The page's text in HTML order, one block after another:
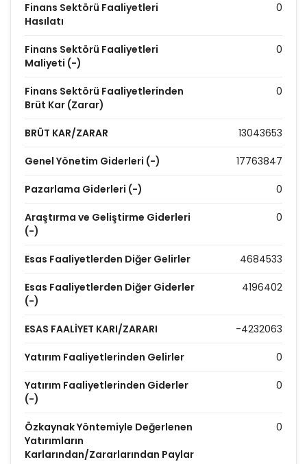
Finans Sektörü Faaliyetleri
Hasılatı
0
Finans Sektörü Faaliyetleri
Maliyeti (-)
0
Finans Sektörü Faaliyetlerinden
Brüt Kar (Zarar)
0
BRÜT KAR/ZARAR 13043653
Genel Yönetim Giderleri (-) 17763847
Pazarlama Giderleri (-) 0
Araştırma ve Geliştirme Giderleri
(-)
0
Esas Faaliyetlerden Diğer Gelirler 4684533
Esas Faaliyetlerden Diğer Giderler
(-)
4196402
ESAS FAALİYET KARI/ZARARI -4232063
Yatırım Faaliyetlerinden Gelirler 0
Yatırım Faaliyetlerinden Giderler
(-)
0
Özkaynak Yöntemiyle Değerlenen
Yatırımların
Karlarından/Zararlarından Paylar
0